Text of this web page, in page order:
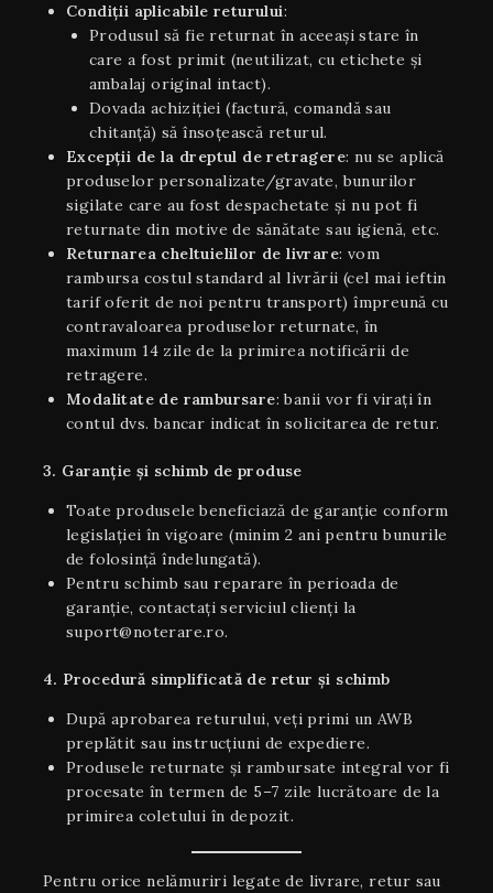
Condiţii aplicabile returului:
Produsul să fie returnat în aceeaşi stare în
care a fost primit (neutilizat, cu etichete și
ambalaj original intact).
Dovada achiziției (factură, comandă sau
chitanță) să însoțească returul.
Excepții de la dreptul de retragere: nu se aplică
produselor personalizate/gravate, bunurilor
sigilate care au fost despachetate și nu pot fi
returnate din motive de sănătate sau igienă, etc.
Returnarea cheltuielilor de livrare: vom
rambursa costul standard al livrării (cel mai ieftin
tarif oferit de noi pentru transport) împreună cu
contravaloarea produselor returnate, în
maximum 14 zile de la primirea notificării de
retragere.
Modalitate de rambursare: banii vor fi virați în
contul dvs. bancar indicat în solicitarea de retur.
3. Garanție și schimb de produse
Toate produsele beneficiază de garanție conform
legislației în vigoare (minim 2 ani pentru bunurile
de folosință îndelungată).
Pentru schimb sau reparare în perioada de
garanție, contactați serviciul clienți la
suport@noterare.ro.
4. Procedură simplificată de retur și schimb
După aprobarea returului, veți primi un AWB
preplătit sau instrucțiuni de expediere.
Produsele returnate și rambursate integral vor fi
procesate în termen de 5–7 zile lucrătoare de la
primirea coletului în depozit.
Pentru orice nelămuriri legate de livrare, retur sau